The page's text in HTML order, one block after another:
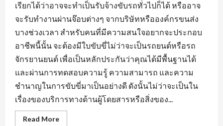
เรียกได้ว่าอาจจะทำเป็นรับจ้างขับรถทั่วไปก็ได้ หรืออาจ
จะรับทำงานผ่านจ๊อบต่างๆ จากบริษัทหรือองค์กรขนส่ง
บางช่วงเวลา สำหรับคนที่มีความสนใจอยากจะประกอบ
อาชีพนี้นั้น จะต้องมีใบขับขี่ไม่ว่าจะเป็นรถยนต์หรือรถ
จักรยานยนต์ เพื่อเป็นหลักประกันว่าคุณได้มีพื้นฐานได้
และผ่านการทดสอบความรู้ ความสามารถ และความ
ชำนาญในการขับขี่มาเป็นอย่างดี ดังนั้นไม่ว่าจะเป็นใน
เรื่องของบริการทางด้านผู้โดยสารหรือสิ่งของ...
Read MoreRead